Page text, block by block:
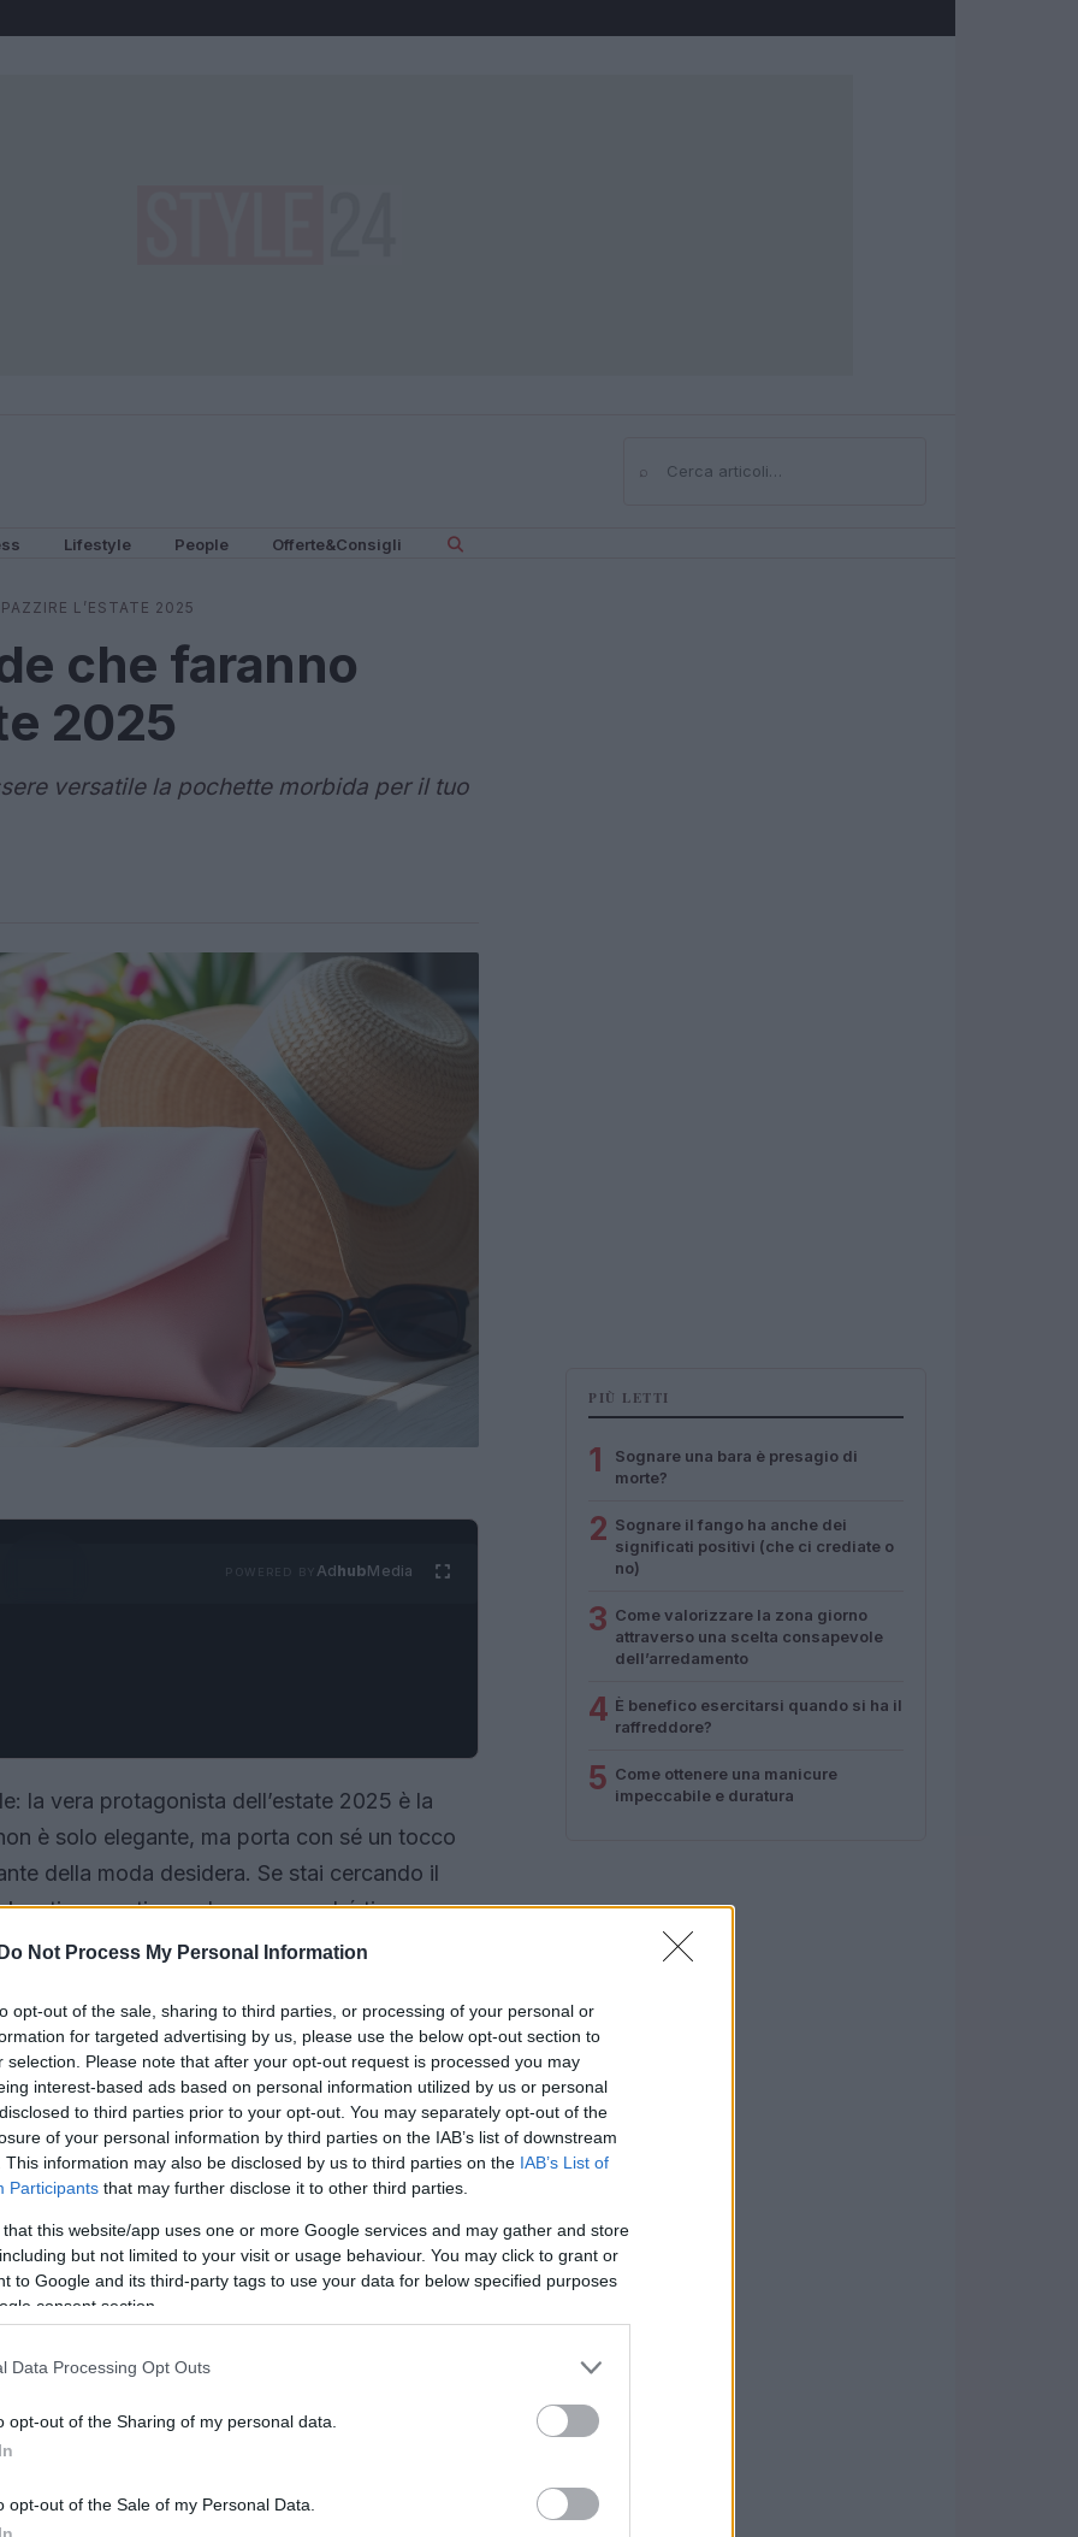
Do Not Process My Personal Information
opt-out of the sale, sharing to third parties, or processing of your personal or
for targeted advertising by us, please use the below opt-out section to
selection. Please note that after your opt-out request is processed you may
interest-based ads based on personal information utilized by us or personal
to third parties prior to your opt-out. You may separately opt-out of the
of your personal information by third parties on the IAB’s list of downstream
This information may also be disclosed by us to third parties on the IAB’s List of
Participants that may further disclose it to other third parties.
that this website/app uses one or more Google services and may gather and store
but not limited to your visit or usage behaviour. You may click to grant or
to Google and its third-party tags to use your data for below specified purposes
consent section.
Data Processing Opt Outs
opt-out of the Sharing of my personal data.
opt-out of the Sale of my Personal Data.
⌕Cerca
Lifestyle People Offerte&Consigli
L’ESTATE 2025
che faranno
2025
versatile la pochette morbida per il tuo
AdhubMedia
la vera protagonista dell’estate 2025 è la
è solo elegante, ma porta con sé un tocco
della moda desidera. Se stai cercando il
estivo, continua a leggere perché ti
clutch di tendenza.
morbida?
ma un vero e proprio
PIÙ LETTI
1
Sognare una bara è presagio di
morte?
2 Sognare il fango ha anche dei
significati positivi (che ci crediate o
no)
3 Come valorizzare la zona giorno
attraverso una scelta consapevole
dell’arredamento
4 È benefico esercitarsi quando si ha il
raffreddore?
5 Come ottenere una manicure
impeccabile e duratura